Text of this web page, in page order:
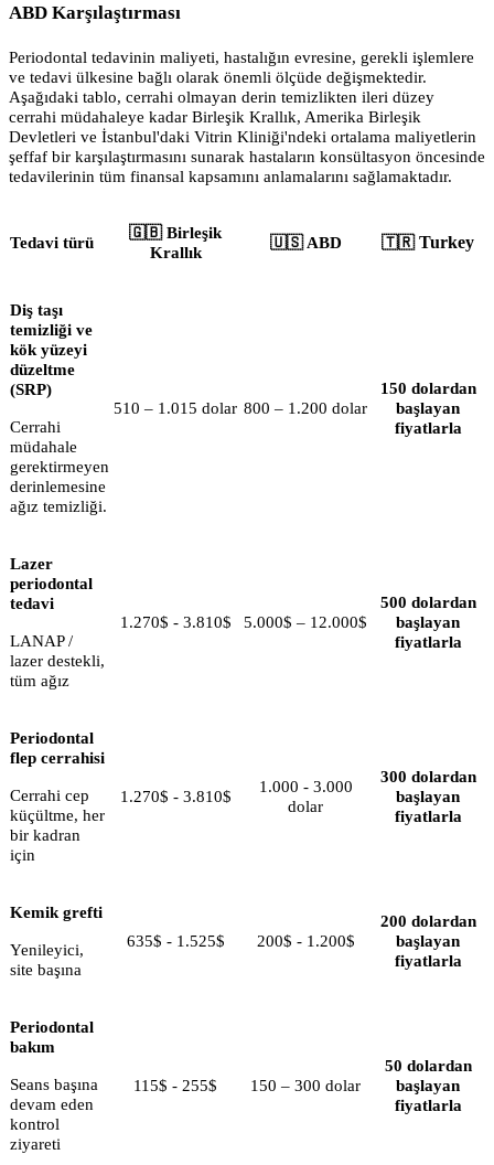
ABD Karşılaştırması
Periodontal tedavinin maliyeti, hastalığın evresine, gerekli işlemlere
ve tedavi ülkesine bağlı olarak önemli ölçüde değişmektedir.
Aşağıdaki tablo, cerrahi olmayan derin temizlikten ileri düzey
cerrahi müdahaleye kadar Birleşik Krallık, Amerika Birleşik
Devletleri ve İstanbul'daki Vitrin Kliniği'ndeki ortalama maliyetlerin
şeffaf bir karşılaştırmasını sunarak hastaların konsültasyon öncesinde
tedavilerinin tüm finansal kapsamını anlamalarını sağlamaktadır.
Tedavi türü
🇬🇧 Birleşik
Krallık
🇺🇸 ABD 🇹🇷 Turkey
Diş taşı
temizliği ve
kök yüzeyi
düzeltme
(SRP)
Cerrahi
müdahale
gerektirmeyen
derinlemesine
ağız temizliği.
510 – 1.015 dolar 800 – 1.200 dolar
150 dolardan
başlayan
fiyatlarla
Lazer
periodontal
tedavi
LANAP /
lazer destekli,
tüm ağız
1.270$ - 3.810$ 5.000$ – 12.000$
500 dolardan
başlayan
fiyatlarla
Periodontal
flep cerrahisi
Cerrahi cep
küçültme, her
bir kadran
için
1.270$ - 3.810$
1.000 - 3.000
dolar
300 dolardan
başlayan
fiyatlarla
Kemik grefti
Yenileyici,
site başına
635$ - 1.525$ 200$ - 1.200$
200 dolardan
başlayan
fiyatlarla
Periodontal
bakım
Seans başına
devam eden
kontrol
ziyareti
115$ - 255$ 150 – 300 dolar
50 dolardan
başlayan
fiyatlarla